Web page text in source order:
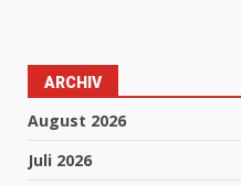
ARCHIV
August 2026
Juli 2026